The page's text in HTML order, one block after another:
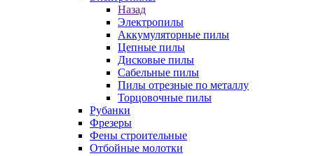
Назад
Электропилы
Аккумуляторные пилы
Цепные пилы
Дисковые пилы
Сабельные пилы
Пилы отрезные по металлу
Торцовочные пилы
Рубанки
Фрезеры
Фены строительные
Отбойные молотки